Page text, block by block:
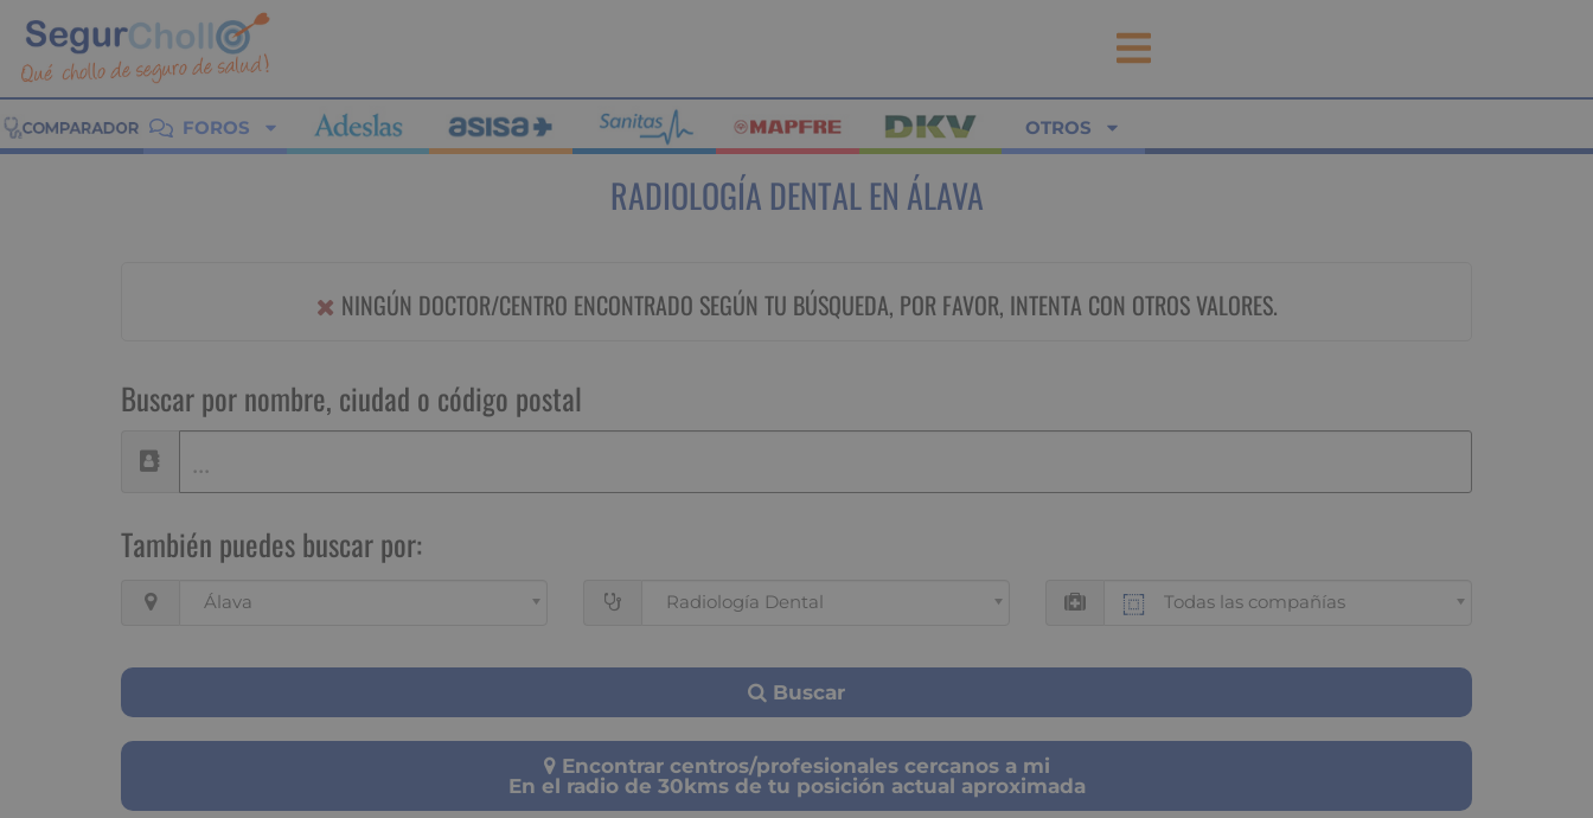
FOROS OTROS
RADIOLOGÍA DENTAL EN ÁLAVA
NINGÚN DOCTOR/CENTRO ENCONTRADO SEGÚN TU BÚSQUEDA, POR FAVOR, INTENTA CON OTROS VALORES.
Buscar por nombre, ciudad o código postal
También puedes buscar por:
Álava Radiología Dental Todas las compañías
Buscar
Encontrar centros/profesionales cercanos a mi
En el radio de 30kms de tu posición actual aproximada